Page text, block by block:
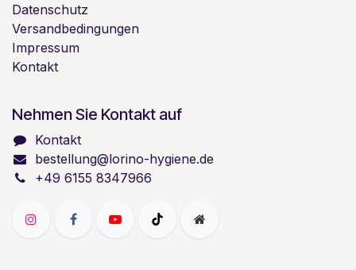
Datenschutz
Versandbedingungen
Impressum
Kontakt
Nehmen Sie Kontakt auf
Kontakt
bestellung@lorino-hygiene.de
+49 6155 8347966